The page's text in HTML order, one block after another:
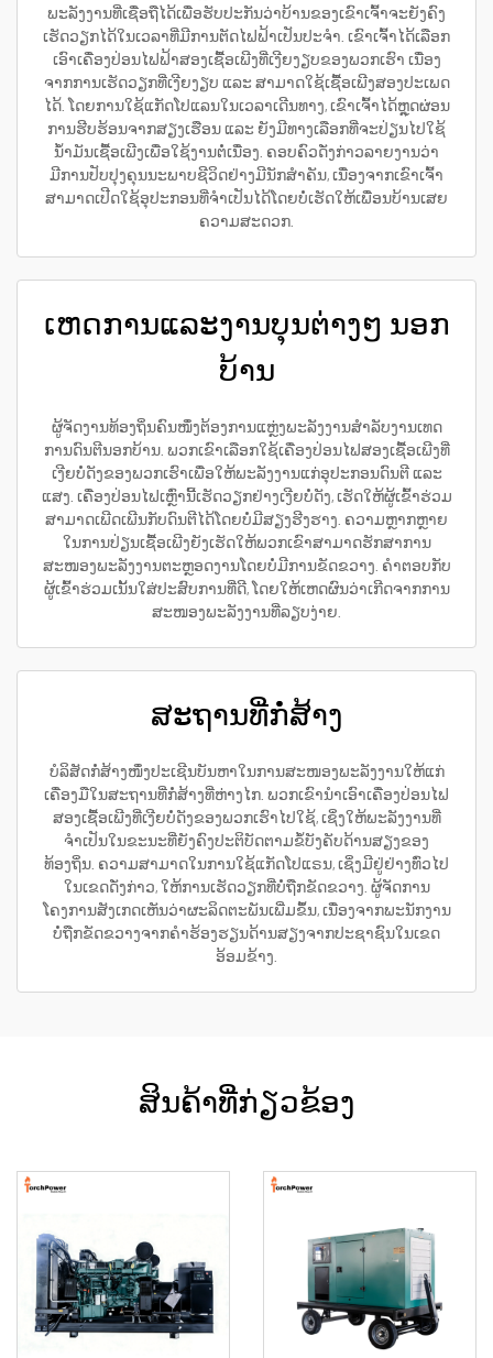
ພະລັງງານທີ່ເຊື່ອຖືໄດ້ເພື່ອຮັບປະກັນວ່າບ້ານຂອງເຂົາເຈົ້າຈະຍັງຄົງ
ເຮັດວຽກໄດ້ໃນເວລາທີ່ມີການຕັດໄຟຟ້າເປັນປະຈຳ. ເຂົາເຈົ້າໄດ້ເລືອກ
ເອົາເຄື່ອງປ່ອນໄຟຟ້າສອງເຊື້ອເພີງທີ່ເງີຍງຽບຂອງພວກເຮົາ ເນື່ອງ
ຈາກການເຮັດວຽກທີ່ເງີຍງຽບ ແລະ ສາມາດໃຊ້ເຊື້ອເພີງສອງປະເພດ
ໄດ້. ໂດຍການໃຊ້ແກັດໂປແລນໃນເວລາເດີນທາງ, ເຂົາເຈົ້າໄດ້ຫຼຸດຜ່ອນ
ການຮີບຮ້ອນຈາກສຽງເຮືອນ ແລະ ຍັງມີທາງເລືອກທີ່ຈະປ່ຽນໄປໃຊ້
ນ້ຳມັນເຊື້ອເພີງເພື່ອໃຊ້ງານຕໍ່ເນື່ອງ. ຄອບຄົວດັ່ງກ່າວລາຍງານວ່າ
ມີການປັບປຸງຄຸນນະພາບຊີວິດຢ່າງມີນັກສຳຄັນ, ເນື່ອງຈາກເຂົາເຈົ້າ
ສາມາດເປີດໃຊ້ອຸປະກອນທີ່ຈຳເປັນໄດ້ໂດຍບໍ່ເຮັດໃຫ້ເພື່ອນບ້ານເສຍ
ຄວາມສະດວກ.
ເຫດການແລະງານບຸນຕ່າງໆ ນອກ
ບ້ານ
ຜູ້ຈັດງານທ້ອງຖິ່ນຄົນໜຶ່ງຕ້ອງການແຫຼ່ງພະລັງງານສຳລັບງານເທດ
ການດົນຕີນອກບ້ານ. ພວກເຂົາເລືອກໃຊ້ເຄື່ອງປ່ອນໄຟສອງເຊື້ອເພີງທີ່
ເງີຍບໍ່ດັງຂອງພວກເຮົາເພື່ອໃຫ້ພະລັງງານແກ່ອຸປະກອນດົນຕີ ແລະ
ແສງ. ເຄື່ອງປ່ອນໄຟເຫຼົ່ານີ້ເຮັດວຽກຢ່າງເງີຍບໍ່ດັງ, ເຮັດໃຫ້ຜູ້ເຂົ້າຮ່ວມ
ສາມາດເພີດເພີນກັບດົນຕີໄດ້ໂດຍບໍ່ມີສຽງຮີງຮາງ. ຄວາມຫຼາກຫຼາຍ
ໃນການປ່ຽນເຊື້ອເພີງຍັງເຮັດໃຫ້ພວກເຂົາສາມາດຮັກສາການ
ສະໜອງພະລັງງານຕະຫຼອດງານໂດຍບໍ່ມີການຂັດຂວາງ. ຄຳຕອບກັບ
ຜູ້ເຂົ້າຮ່ວມເນັ້ນໃສ່ປະສົບການທີ່ດີ, ໂດຍໃຫ້ເຫດຜົນວ່າເກີດຈາກການ
ສະໜອງພະລັງງານທີ່ລຽບງ່າຍ.
ສະຖານທີ່ກໍ່ສ້າງ
ບໍລິສັດກໍ່ສ້າງໜຶ່ງປະເຊີນບັນຫາໃນການສະໜອງພະລັງງານໃຫ້ແກ່
ເຄື່ອງມືໃນສະຖານທີ່ກໍ່ສ້າງທີ່ຫ່າງໄກ. ພວກເຂົານຳເອົາເຄື່ອງປ່ອນໄຟ
ສອງເຊື້ອເພີງທີ່ເງີຍບໍ່ດັງຂອງພວກເຮົາໄປໃຊ້, ເຊິ່ງໃຫ້ພະລັງງານທີ່
ຈຳເປັນໃນຂະນະທີ່ຍັງຄົງປະຕິບັດຕາມຂໍ້ບັງຄັບດ້ານສຽງຂອງ
ທ້ອງຖິ່ນ. ຄວາມສາມາດໃນການໃຊ້ແກັດໂປແຣນ, ເຊິ່ງມີຢູ່ຢ່າງທົ່ວໄປ
ໃນເຂດດັ່ງກ່າວ, ໃຫ້ການເຮັດວຽກທີ່ບໍ່ຖືກຂັດຂວາງ. ຜູ້ຈັດການ
ໂຄງການສັງເກດເຫັນວ່າຜະລິດຕະພັນເພີ່ມຂຶ້ນ, ເນື່ອງຈາກພະນັກງານ
ບໍ່ຖືກຂັດຂວາງຈາກຄຳຮ້ອງຮຽນດ້ານສຽງຈາກປະຊາຊົນໃນເຂດ
ອ້ອມຂ້າງ.
ສິນຄ້າທີ່ກ່ຽວຂ້ອງ